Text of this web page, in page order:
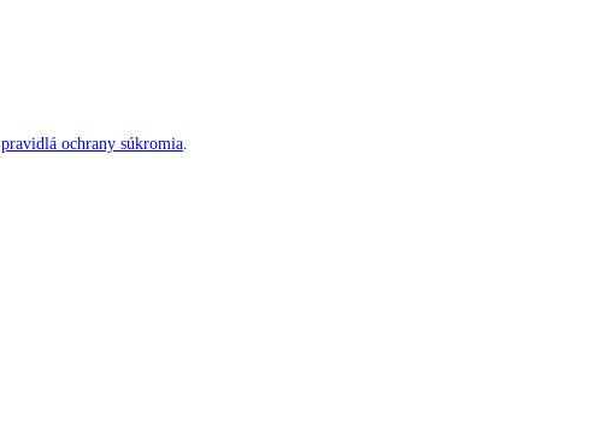
pravidlá ochrany súkromia.